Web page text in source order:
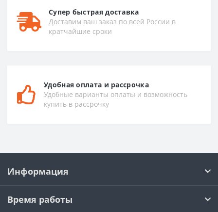
Супер быстрая доставка
Доставим ваш заказ по всей России в
кратчайшие сроки
Удобная оплата и рассрочка
Удобные варианты оплаты и возможность
купить в рассрочку
Информация
Время работы